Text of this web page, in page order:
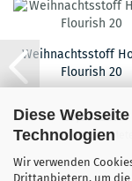
Diese
Technologien
Wir verwenden
Drittanbietern, um
Weihnachtsstoff
Flourish 20
19,90 EUR
19,90 EUR pro Meter